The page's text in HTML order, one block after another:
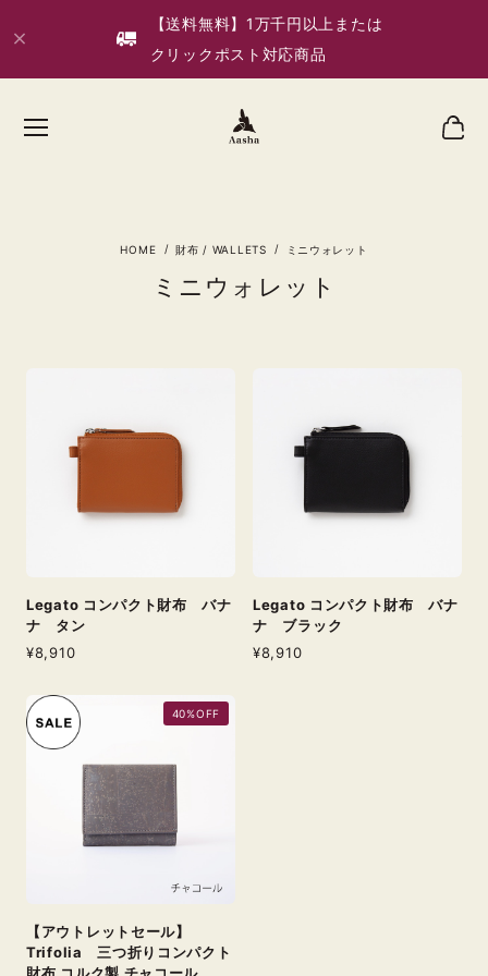
【送料無料】1万千円以上または
クリックポスト対応商品
財布 / WALLETS ミニウォレット
ミニウォレット
Legato コンパクト財布 バナ
ナ タン
¥8,910
Legato コンパクト財布 バナ
ナ ブラック
¥8,910
40%OFF
【アウトレットセール】
Trifolia 三つ折りコンパクト